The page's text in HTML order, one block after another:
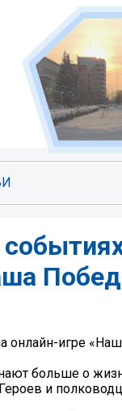
онлайн-игре
больше о
и